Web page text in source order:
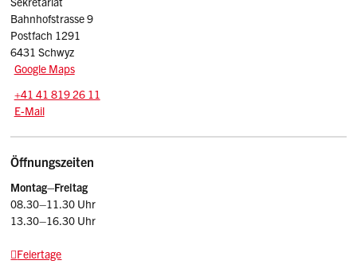
Bahnhofstrasse 9
Postfach 1291
6431 Schwyz
Google Maps
Tel.:
+41 41 819 26 11
E-Mail: kr
E-Mail
Öffnungszeiten
Montag–Freitag
08.30–11.30 Uhr
13.30–16.30 Uhr
Feiertage